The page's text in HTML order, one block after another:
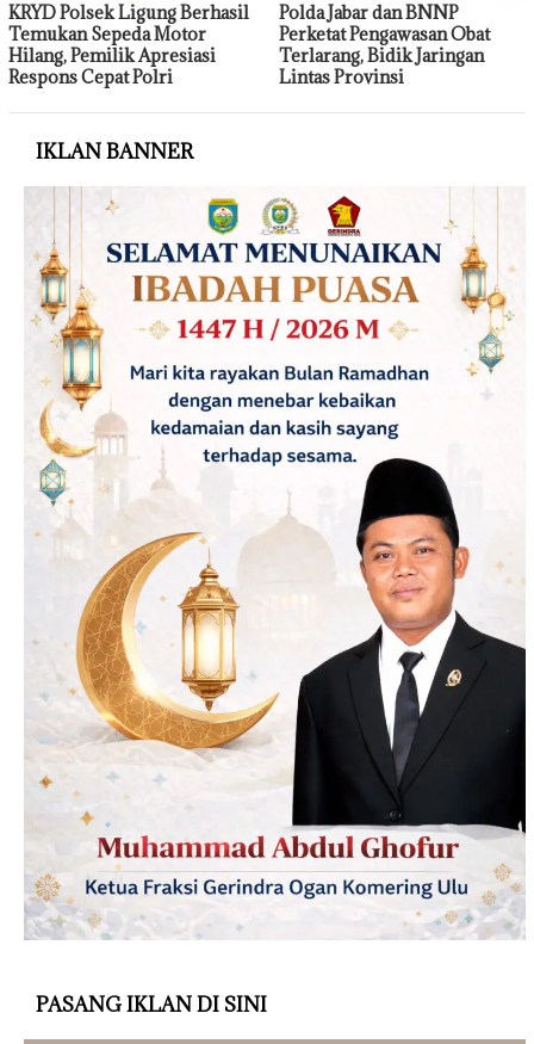
KRYD Polsek Ligung Berhasil
Temukan Sepeda Motor
Hilang, Pemilik Apresiasi
Respons Cepat Polri
Polda Jabar dan BNNP
Perketat Pengawasan Obat
Terlarang, Bidik Jaringan
Lintas Provinsi
IKLAN BANNER
PASANG IKLAN DI SINI